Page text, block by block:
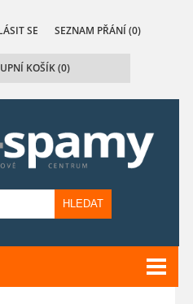
SE SEZNAM PŘÁNÍ (0)
KOŠÍK(0)
HLEDAT